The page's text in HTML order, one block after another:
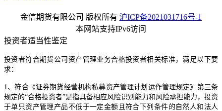
金信期货有限公司 版权所有 沪ICP备2021031716号-1
本网站支持IPv6访问
投资者适当性鉴定
投资者符合期货公司资产管理业务合格投资者相关标准，满足以下要
求：
1、符合《证券期货经营机构私募资产管理计划运作管理规定》第三条
规定的“合格投资者”是指具备相应风险识别能力和风险承担能力，投资
于单只资产管理产品不低于一定金额且符合下列条件的自然人和法人